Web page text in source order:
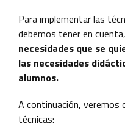
Para implementar las
debemos tener en
necesidades que se
las necesidades
alumnos.
A continuación, veremos
técnicas: